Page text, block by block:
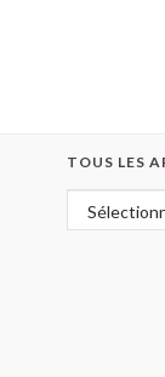
TOUS LES
Tous les